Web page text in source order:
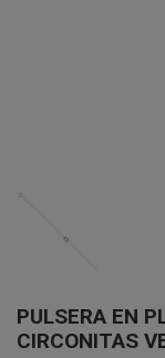
PULSERA EN
CIRCONITAS